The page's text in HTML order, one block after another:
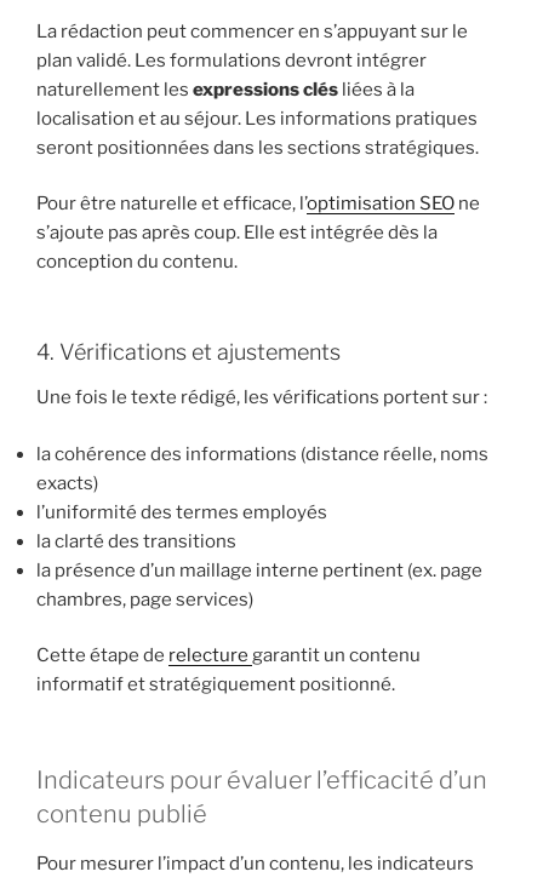
La rédaction peut commencer en s’appuyant sur le
plan validé. Les formulations devront intégrer
naturellement les expressions clés liées à la
localisation et au séjour. Les informations pratiques
seront positionnées dans les sections stratégiques.
Pour être naturelle et efficace, l’optimisation SEO ne
s’ajoute pas après coup. Elle est intégrée dès la
conception du contenu.
4. Vérifications et ajustements
Une fois le texte rédigé, les vérifications portent sur :
la cohérence des informations (distance réelle, noms
exacts)
l’uniformité des termes employés
la clarté des transitions
la présence d’un maillage interne pertinent (ex. page
chambres, page services)
Cette étape de relecture garantit un contenu
informatif et stratégiquement positionné.
Indicateurs pour évaluer l’efficacité d’un
contenu publié
Pour mesurer l’impact d’un contenu, les indicateurs